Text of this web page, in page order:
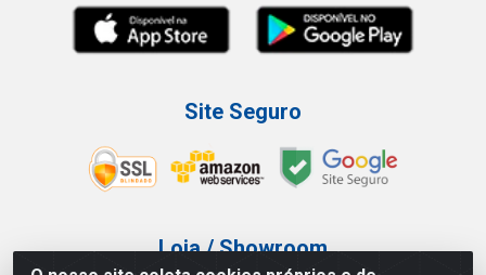
Site Seguro
Loja / Showroom